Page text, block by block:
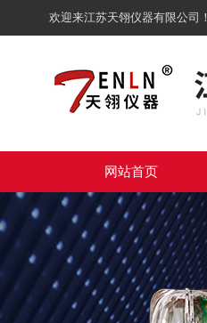
欢迎来江苏天翎仪器有限公司
网站首页